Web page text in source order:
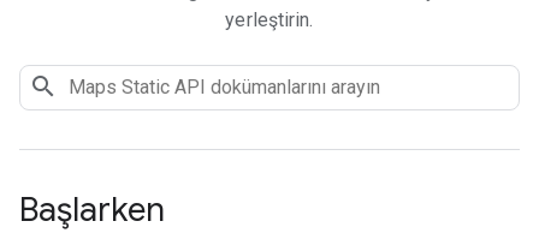
yerleştirin.
Başlarken